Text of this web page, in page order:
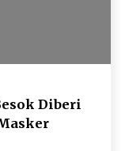
Diberi